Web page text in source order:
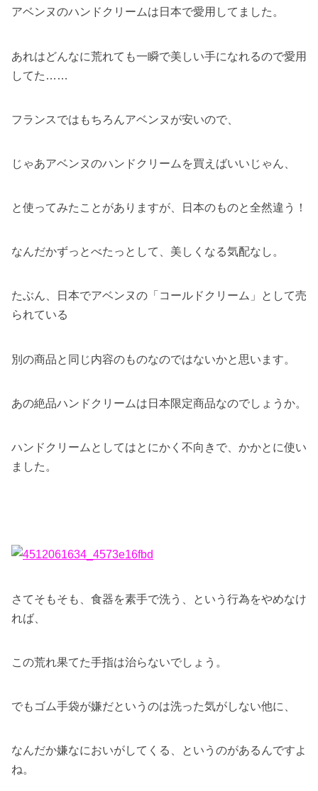
アベンヌのハンドクリームは日本で愛用してました。
あれはどんなに荒れても一瞬で美しい手になれるので愛用
してた……
フランスではもちろんアベンヌが安いので、
じゃあアベンヌのハンドクリームを買えばいいじゃん、
と使ってみたことがありますが、日本のものと全然違う！
なんだかずっとべたっとして、美しくなる気配なし。
たぶん、日本でアベンヌの「コールドクリーム」として売
られている
別の商品と同じ内容のものなのではないかと思います。
あの絶品ハンドクリームは日本限定商品なのでしょうか。
ハンドクリームとしてはとにかく不向きで、かかとに使い
ました。
さてそもそも、食器を素手で洗う、という行為をやめなけ
れば、
この荒れ果てた手指は治らないでしょう。
でもゴム手袋が嫌だというのは洗った気がしない他に、
なんだか嫌なにおいがしてくる、というのがあるんですよ
ね。